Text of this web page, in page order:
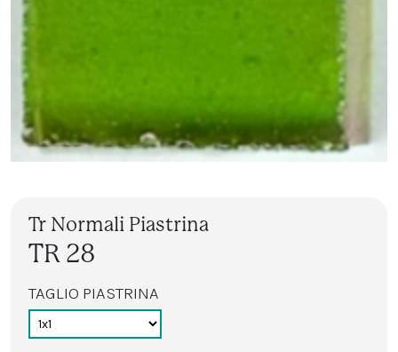
Tr Normali Piastrina
TR 28
TAGLIO PIASTRINA